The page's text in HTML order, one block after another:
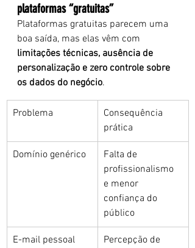
plataformas “gratuitas”
Plataformas gratuitas parecem uma
boa saída, mas elas vêm com
limitações técnicas, ausência de
personalização e zero controle sobre
os dados do negócio.
Problema
Consequência
prática
Domínio genérico
Falta de
profissionalismo
e menor
confiança do
público
E-mail pessoal
Percepção de